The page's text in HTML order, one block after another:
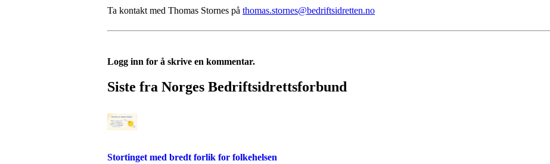
Ta kontakt med Thomas Stornes på thomas.stornes@bedriftsidretten.no
Logg inn for å skrive en kommentar.
Siste fra Norges Bedriftsidrettsforbund
Stortinget med bredt forlik for folkehelsen